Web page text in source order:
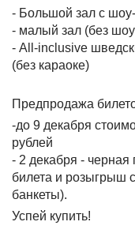
- Большой зал с
- малый зал (без
- All-inclusive
(без караоке)
Предпродажа
-до 9 декабря
рублей
- 2 декабря -
билета и розыгрыш
банкеты).
Успей купить!